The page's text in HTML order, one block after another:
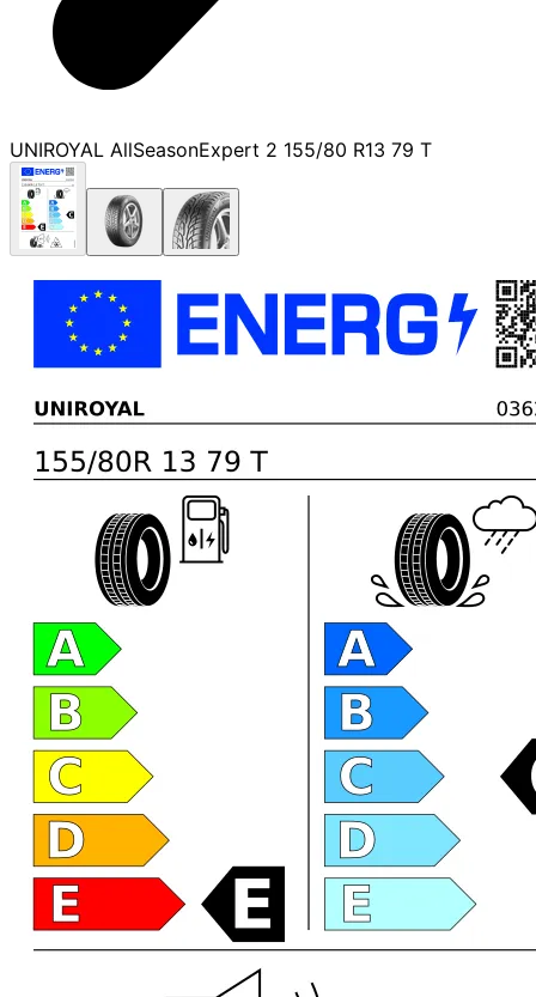
UNIROYAL AllSeasonExpert 2 155/80 R13 79 T